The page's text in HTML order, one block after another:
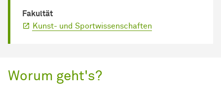
Fakultät
Kunst- und Sportwissenschaften
Worum geht's?